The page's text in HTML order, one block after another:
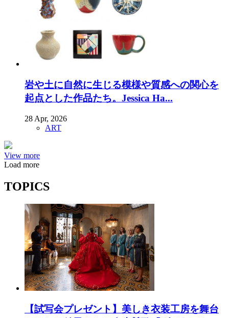
岩や土に自然に生じる模様や質感への関心を
起点とした作品たち。Jessica Ha...
28 Apr, 2026
ART
View more
Load more
TOPICS
【試写会プレゼント】美しき衣装工房を舞台